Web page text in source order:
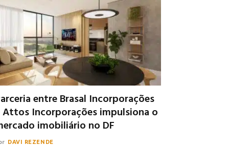
entre Brasal Incorporações
Attos Incorporações impulsiona o
imobiliário no DF
DAVI REZENDE